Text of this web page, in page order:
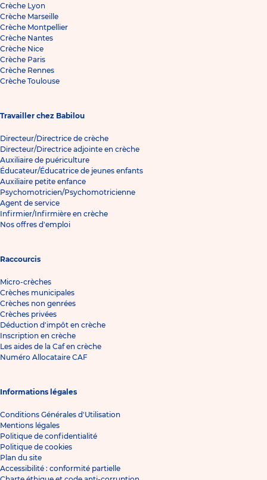
Crèche Lyon
Crèche Marseille
Crèche Montpellier
Crèche Nantes
Crèche Nice
Crèche Paris
Crèche Rennes
Crèche Toulouse
Travailler chez Babilou
Directeur/Directrice de crèche
Directeur/Directrice adjointe en crèche
Auxiliaire de puériculture
Éducateur/Éducatrice de jeunes enfants
Auxiliaire petite enfance
Psychomotricien/Psychomotricienne
Agent de service
Infirmier/Infirmière en crèche
Nos offres d'emploi
Raccourcis
Micro-crèches
Crèches municipales
Crèches non genrées
Crèches privées
Déduction d'impôt en crèche
Inscription en crèche
Les aides de la Caf en crèche
Numéro Allocataire CAF
Informations légales
Conditions Générales d'Utilisation
Mentions légales
Politique de confidentialité
Politique de cookies
Plan du site
Accessibilité : conformité partielle